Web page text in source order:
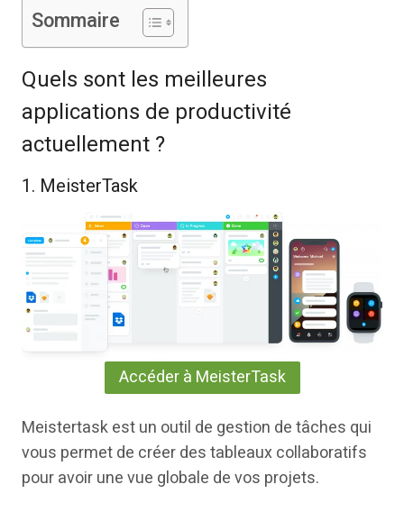
Sommaire
Quels sont les meilleures
applications de productivité
actuellement ?
1. MeisterTask
Accéder à MeisterTask
Meistertask est un outil de gestion de tâches qui
vous permet de créer des tableaux collaboratifs
pour avoir une vue globale de vos projets.